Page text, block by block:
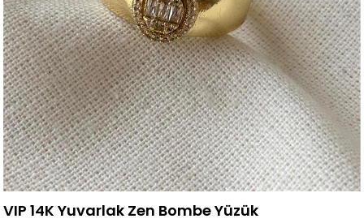
VIP 14K Yuvarlak Zen Bombe Yüzük